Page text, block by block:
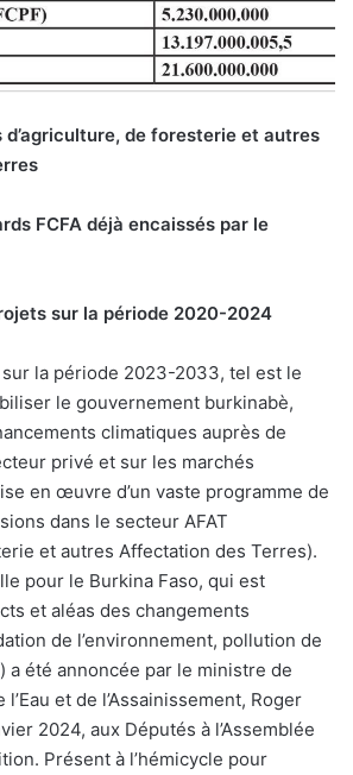
d’agriculture, de foresterie et autres
FCFA déjà encaissés par le
sur la période 2020-2024
la période 2023-2033, tel est le
le gouvernement burkinabè,
climatiques auprès de
privé et sur les marchés
en œuvre d’un vaste programme de
dans le secteur AFAT
et autres Affectation des Terres).
pour le Burkina Faso, qui est
et aléas des changements
de l’environnement, pollution de
a été annoncée par le ministre de
l’Eau et de l’Assainissement, Roger
2024, aux Députés à l’Assemblée
Présent à l’hémicycle pour